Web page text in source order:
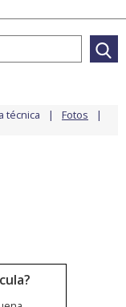
técnica Fotos